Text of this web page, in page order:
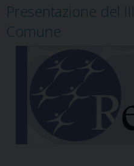
Presentazione del
Comune